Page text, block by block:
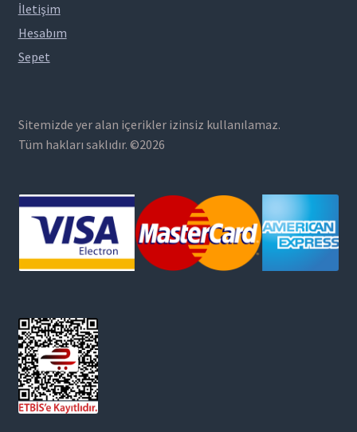
İletişim
Hesabım
Sepet
Sitemizde yer alan içerikler izinsiz kullanılamaz.
Tüm hakları saklıdır. ©2026